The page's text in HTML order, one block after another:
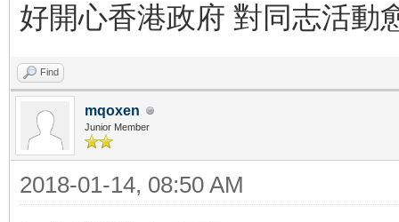
好開心香港政府 對同志活動
Find
mqoxen
Junior Member
2018-01-14, 08:50 AM